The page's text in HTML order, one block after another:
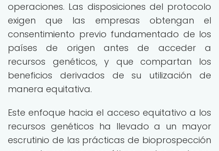
operaciones. Las disposiciones del protocolo
exigen que las empresas obtengan el
consentimiento previo fundamentado de los
países de origen antes de acceder a
recursos genéticos, y que compartan los
beneficios derivados de su utilización de
manera equitativa.
Este enfoque hacia el acceso equitativo a los
recursos genéticos ha llevado a un mayor
escrutinio de las prácticas de bioprospección